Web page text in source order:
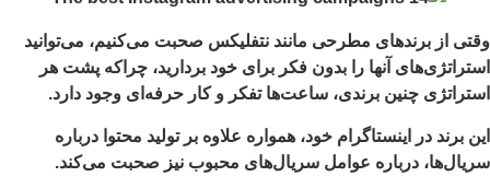
از برندهای مطرحی مانند نتفلیکس صحبت می‌کنیم، می‌توانید
آنها را بدون فکر برای خود بردارید، چراکه پشت هر
چنین برندی، ساعت‌ها تفکر و کار حرفه‌ای وجود دارد.
برند در اینستاگرام خود، همواره علاوه بر تولید محتوا درباره
درباره عوامل سریال‌های محبوب نیز صحبت می‌کند.